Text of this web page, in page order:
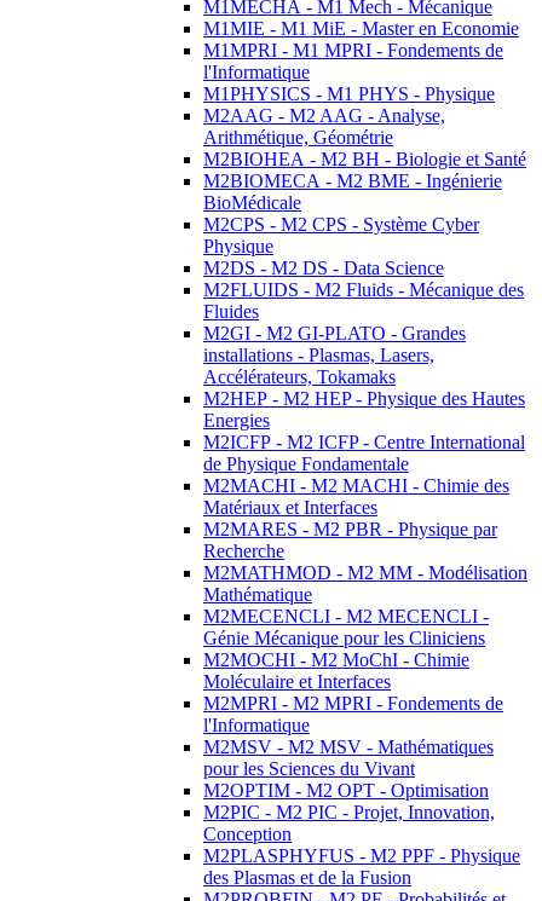
M1MECHA - M1 Mech - Mécanique
M1MIE - M1 MiE - Master en Economie
M1MPRI - M1 MPRI - Fondements de
l'Informatique
M1PHYSICS - M1 PHYS - Physique
M2AAG - M2 AAG - Analyse,
Arithmétique, Géométrie
M2BIOHEA - M2 BH - Biologie et Santé
M2BIOMECA - M2 BME - Ingénierie
BioMédicale
M2CPS - M2 CPS - Système Cyber
Physique
M2DS - M2 DS - Data Science
M2FLUIDS - M2 Fluids - Mécanique des
Fluides
M2GI - M2 GI-PLATO - Grandes
installations - Plasmas, Lasers,
Accélérateurs, Tokamaks
M2HEP - M2 HEP - Physique des Hautes
Energies
M2ICFP - M2 ICFP - Centre International
de Physique Fondamentale
M2MACHI - M2 MACHI - Chimie des
Matériaux et Interfaces
M2MARES - M2 PBR - Physique par
Recherche
M2MATHMOD - M2 MM - Modélisation
Mathématique
M2MECENCLI - M2 MECENCLI -
Génie Mécanique pour les Cliniciens
M2MOCHI - M2 MoChI - Chimie
Moléculaire et Interfaces
M2MPRI - M2 MPRI - Fondements de
l'Informatique
M2MSV - M2 MSV - Mathématiques
pour les Sciences du Vivant
M2OPTIM - M2 OPT - Optimisation
M2PIC - M2 PIC - Projet, Innovation,
Conception
M2PLASPHYFUS - M2 PPF - Physique
des Plasmas et de la Fusion